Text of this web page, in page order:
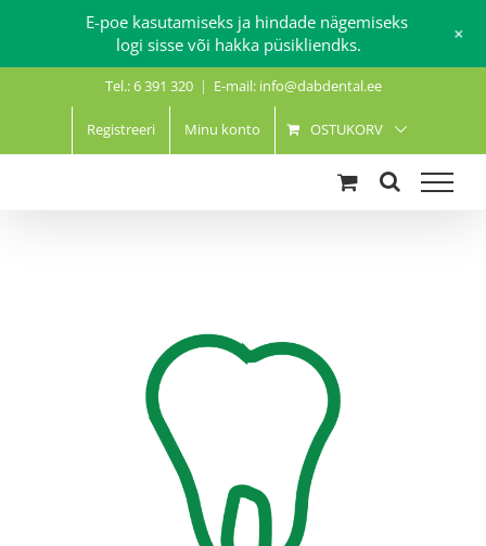
Tel.: 6 391 320 | E-mail: info@dabdental.ee
Registreeri Minu konto OSTUKORV
E-poe kasutamiseks ja hindade nägemiseks
logi sisse või hakka püsikliendks.
+